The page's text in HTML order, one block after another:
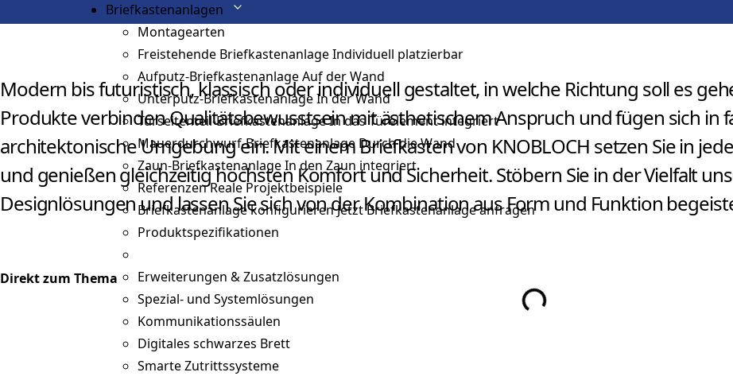
Briefkastenanlagen
Montagearten
Freistehende Briefkastenanlage Individuell platzierbar
Aufputz-Briefkastenanlage Auf der Wand
Unterputz-Briefkastenanlage In der Wand
Türseitenteil-BriefkastenanlageIn das Türelement integriert
Mauerdurchwurf-Briefkastenanlage Durch die Wand
Zaun-Briefkastenanlage In den Zaun integriert
ReferenzenReale Projektbeispiele
Briefkastenanlage konfigurierenJetzt Briefkastenanlage anfragen
Produktspezifikationen
Erweiterungen & Zusatzlösungen
Spezial- und Systemlösungen
Kommunikationssäulen
Digitales schwarzes Brett
Smarte Zutrittssysteme
Modern bis futuristisch, klassisch oder individuell gestaltet, in welche Richtung soll es
Produkte verbinden Qualitätsbewusstsein mit ästhetischem Anspruch und fügen sich in
architektonische Umgebung ein. Mit einem Briefkasten von KNOBLOCH setzen Sie in
und genießen gleichzeitig höchsten Komfort und Sicherheit. Stöbern Sie in der Vielfalt
Designlösungen und lassen Sie sich von der Kombination aus Form und Funktion
Direkt zum Thema